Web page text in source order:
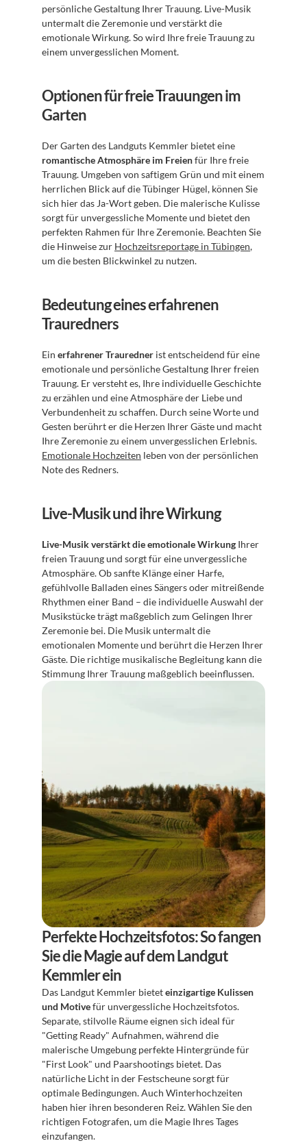
persönliche Gestaltung Ihrer Trauung. Live-Musik
untermalt die Zeremonie und verstärkt die
emotionale Wirkung. So wird Ihre freie Trauung zu
einem unvergesslichen Moment.
Optionen für freie Trauungen im
Garten
romantische Atmosphäre im Freien für Ihre freie
Trauung. Umgeben von saftigem Grün und mit einem
herrlichen Blick auf die Tübinger Hügel, können Sie
sich hier das Ja-Wort geben. Die malerische Kulisse
sorgt für unvergessliche Momente und bietet den
perfekten Rahmen für Ihre Zeremonie. Beachten Sie
die Hinweise zur Hochzeitsreportage in Tübingen,
um die besten Blickwinkel zu nutzen.
Bedeutung eines erfahrenen
Trauredners
Ein erfahrener Trauredner ist entscheidend für eine
emotionale und persönliche Gestaltung Ihrer freien
Trauung. Er versteht es, Ihre individuelle Geschichte
zu erzählen und eine Atmosphäre der Liebe und
Verbundenheit zu schaffen. Durch seine Worte und
Gesten berührt er die Herzen Ihrer Gäste und macht
Emotionale Hochzeiten leben von der persönlichen
Note des Redners.
Live-Musik und ihre Wirkung
Live-Musik verstärkt die emotionale Wirkung Ihrer
freien Trauung und sorgt für eine unvergessliche
Atmosphäre. Ob sanfte Klänge einer Harfe,
gefühlvolle Balladen eines Sängers oder mitreißende
Rhythmen einer Band – die individuelle Auswahl der
Musikstücke trägt maßgeblich zum Gelingen Ihrer
Zeremonie bei. Die Musik untermalt die
emotionalen Momente und berührt die Herzen Ihrer
Gäste. Die richtige musikalische Begleitung kann die
Stimmung Ihrer Trauung maßgeblich beeinflussen.
Perfekte Hochzeitsfotos: So fangen
Sie die Magie auf dem Landgut
Kemmler ein
Das Landgut Kemmler bietet einzigartige Kulissen
und Motive für unvergessliche Hochzeitsfotos.
Separate, stilvolle Räume eignen sich ideal für
"Getting Ready" Aufnahmen, während die
malerische Umgebung perfekte Hintergründe für
"First Look" und Paarshootings bietet. Das
natürliche Licht in der Festscheune sorgt für
optimale Bedingungen. Auch Winterhochzeiten
haben hier ihren besonderen Reiz. Wählen Sie den
richtigen Fotografen, um die Magie Ihres Tages
einzufangen.